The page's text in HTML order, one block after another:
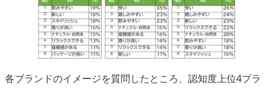
各ブランドのイメージを質問したところ、認知度上位4ブラ